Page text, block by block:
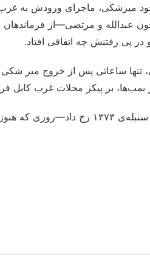
میرشکی، ماجرای ورودش به
پی رفتنش چه اتفاقی افتاد.
ساعاتی پس از خروج میر شکی
بر پیکر محلات غرب کابل
این رویداد، دقیقاً پس از قیام ۲۳